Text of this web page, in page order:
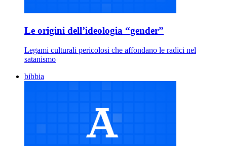
Le origini dell’ideologia “gender”
Legami culturali pericolosi che affondano le radici nel
satanismo
bibbia